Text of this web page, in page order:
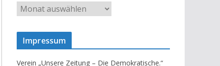
U
s
Impressum
Verein „Unsere Zeitung – Die Demokratische.“